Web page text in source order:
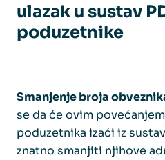
ulazak u sustav
poduzetnike
Smanjenje broja
se da će ovim
poduzetnika izaći iz
znatno smanjiti njihove